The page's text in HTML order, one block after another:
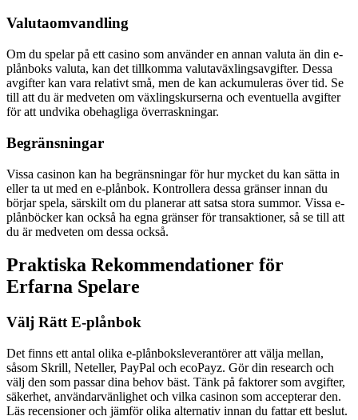
Valutaomvandling
Om du spelar på ett casino som använder en annan valuta än din e-
plånboks valuta, kan det tillkomma valutaväxlingsavgifter. Dessa
avgifter kan vara relativt små, men de kan ackumuleras över tid. Se
till att du är medveten om växlingskurserna och eventuella avgifter
för att undvika obehagliga överraskningar.
Begränsningar
Vissa casinon kan ha begränsningar för hur mycket du kan sätta in
eller ta ut med en e-plånbok. Kontrollera dessa gränser innan du
börjar spela, särskilt om du planerar att satsa stora summor. Vissa e-
plånböcker kan också ha egna gränser för transaktioner, så se till att
du är medveten om dessa också.
Praktiska Rekommendationer för
Erfarna Spelare
Välj Rätt E-plånbok
Det finns ett antal olika e-plånboksleverantörer att välja mellan,
såsom Skrill, Neteller, PayPal och ecoPayz. Gör din research och
välj den som passar dina behov bäst. Tänk på faktorer som avgifter,
säkerhet, användarvänlighet och vilka casinon som accepterar den.
Läs recensioner och jämför olika alternativ innan du fattar ett beslut.